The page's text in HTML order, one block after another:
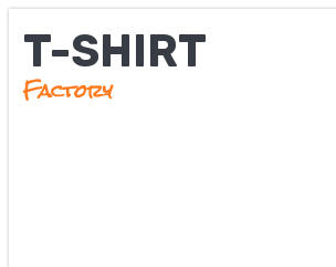
T-SHIRT
Factory